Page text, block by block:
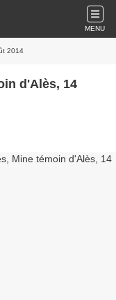
MENU
2014
d'Alès, 14